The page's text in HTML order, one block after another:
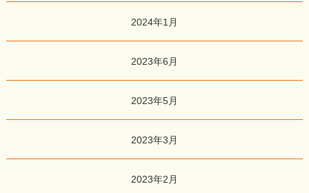
2024年1月
2023年6月
2023年5月
2023年3月
2023年2月